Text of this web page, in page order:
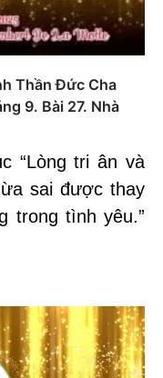
Thần Đức Cha
9. Bài 27. Nhà
“Lòng tri ân và
sai được thay
trong tình yêu.”